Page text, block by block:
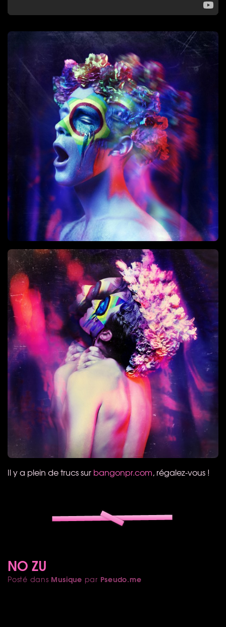
Il y a plein de trucs sur bangonpr.com, régalez-vous !
NO ZU
Posté dans Musique par Pseudo.me